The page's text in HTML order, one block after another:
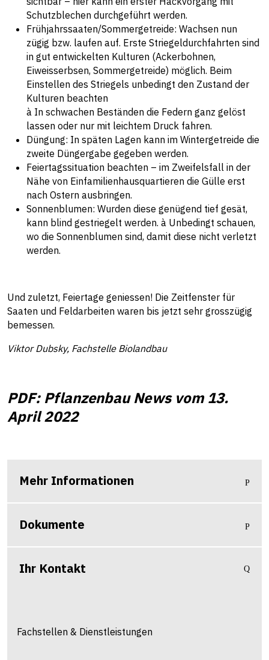
Schutzblechen durchgeführt werden.
Frühjahrssaaten/Sommergetreide: Wachsen nun
zügig bzw. laufen auf. Erste Striegeldurchfahrten sind
in gut entwickelten Kulturen (Ackerbohnen,
Eiweisserbsen, Sommergetreide) möglich. Beim
Einstellen des Striegels unbedingt den Zustand der
Kulturen beachten
à In schwachen Beständen die Federn ganz gelöst
lassen oder nur mit leichtem Druck fahren.
Düngung: In späten Lagen kann im Wintergetreide die
zweite Düngergabe gegeben werden.
Feiertagssituation beachten – im Zweifelsfall in der
Nähe von Einfamilienhausquartieren die Gülle erst
nach Ostern ausbringen.
Sonnenblumen: Wurden diese genügend tief gesät,
kann blind gestriegelt werden. à Unbedingt schauen,
wo die Sonnenblumen sind, damit diese nicht verletzt
werden.
Und zuletzt, Feiertage geniessen! Die Zeitfenster für
Saaten und Feldarbeiten waren bis jetzt sehr grosszügig
bemessen.
Viktor Dubsky, Fachstelle Biolandbau
PDF: Pflanzenbau News vom 13.
April 2022
Mehr Informationen
Dokumente
Ihr Kontakt
Fachstellen & Dienstleistungen